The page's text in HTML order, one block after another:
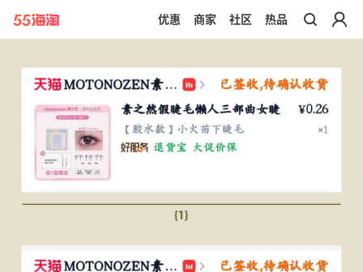
带你去官网买正品
优惠 商家 社区 热品